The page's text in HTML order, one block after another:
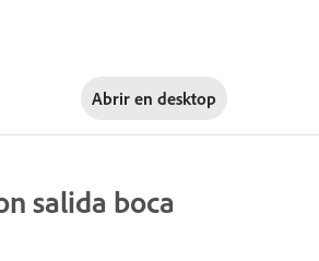
Abrir en desktop
salida boca